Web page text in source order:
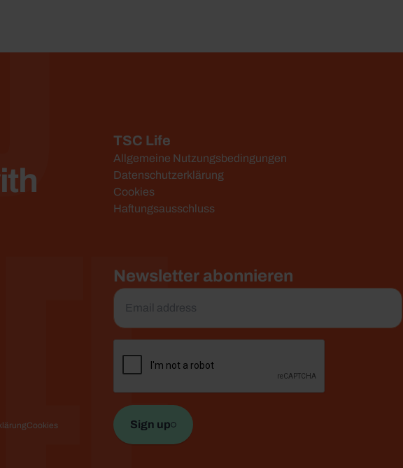
TSC Life
Allgemeine Nutzungsbedingungen
Datenschutzerklärung
Cookies
Haftungsausschluss
Cookies
Newsletter abonnieren
Email
Sign up